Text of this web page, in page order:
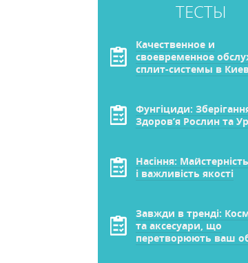
ТЕСТЫ
Качественное и
своевременное
сплит-системы в
Фунгіциди:
Здоров’я Рослин та
Насіння:
і важливість якості
Завжди в тренді:
та аксесуари, що
перетворюють ваш